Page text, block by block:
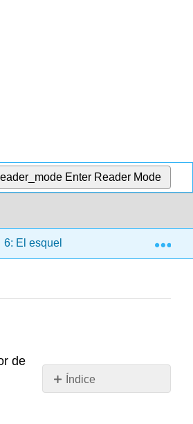
Enter Reader Mode
6: El esqueleto apendicular
Índice
de